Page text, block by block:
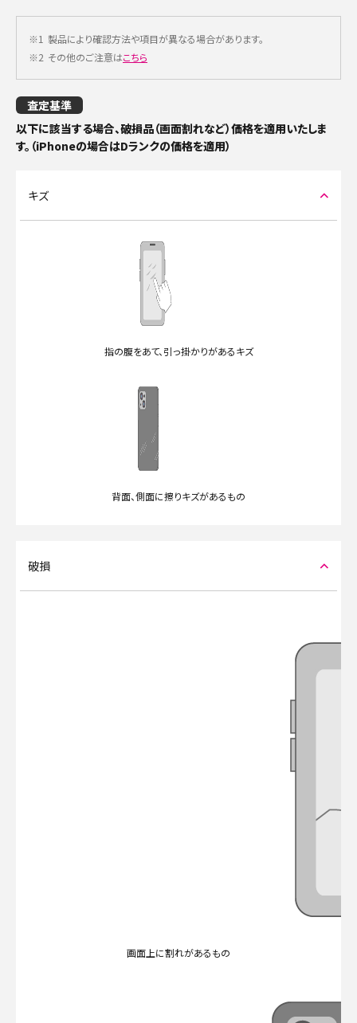
※1 製品により確認方法や項目が異なる場合があります。
※2 その他のご注意はこちら
査定基準
以下に該当する場合、破損品（画面割れなど）価格を適用いたしま
す。（iPhoneの場合はDランクの価格を適用）
キズ
指の腹をあて、引っ掛かりがあるキズ
背面、側面に擦りキズがあるもの
破損
画面上に割れがあるもの